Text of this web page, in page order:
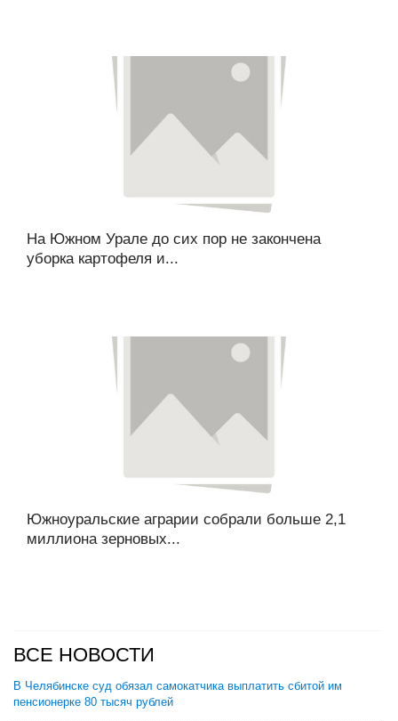
На Южном Урале до сих пор не закончена
уборка картофеля и...
Южноуральские аграрии собрали больше 2,1
миллиона зерновых...
ВСЕ НОВОСТИ
В Челябинске суд обязал самокатчика выплатить сбитой им
пенсионерке 80 тысяч рублей